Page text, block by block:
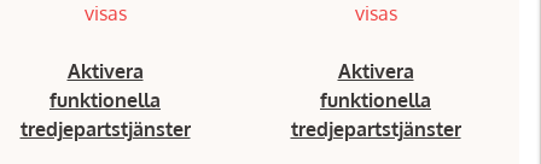
visas
Aktivera
funktionella
tredjepartstjänster
visas
Aktivera
funktionella
tredjepartstjänster